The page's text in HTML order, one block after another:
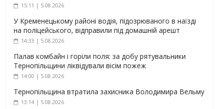
15:11 | 5.08.2026
У Кременецькому районі водія, підозрюваного в наїзді
на поліцейського, відправили під домашній арешт
14:33 | 5.08.2026
Палав комбайн і горіли поля: за добу рятувальники
Тернопільщини ліквідували вісім пожеж
14:00 | 5.08.2026
Тернопільщина втратила захисника Володимира Вельму
13:14 | 5.08.2026